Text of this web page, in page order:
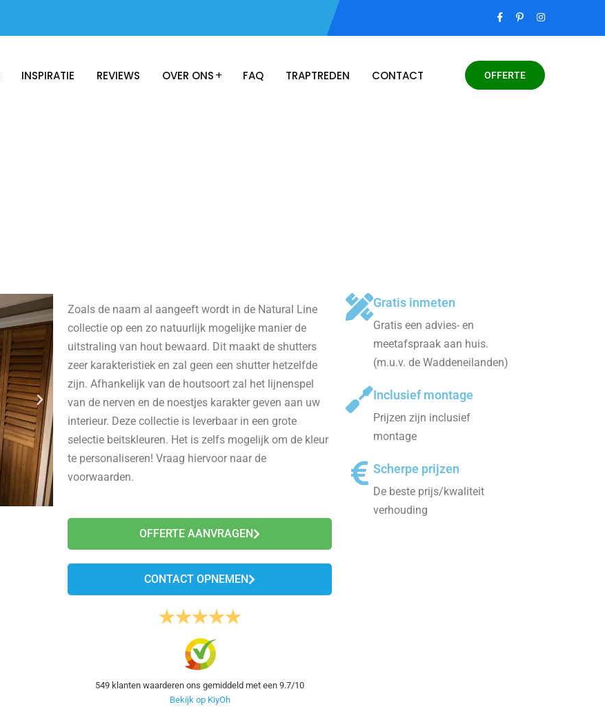
INSPIRATIE REVIEWS OVER ONS FAQ TRAPTREDEN CONTACT OFFERTE
Zoals de naam al aangeeft wordt in de Natural Line
collectie op een zo natuurlijk mogelijke manier de
uitstraling van hout bewaard. Dit maakt de shutters
zeer karakteristiek en zal geen een shutter hetzelfde
zijn. Afhankelijk van de houtsoort zal het lijnenspel
van de nerven en de noestjes karakter geven aan uw
interieur. Deze collectie is leverbaar in een grote
selectie beitskleuren. Het is zelfs mogelijk om de kleur
te personaliseren! Vraag hiervoor naar de
voorwaarden.
OFFERTE AANVRAGEN
CONTACT OPNEMEN
549 klanten waarderen ons gemiddeld met een9.7/10
Bekijk op KiyOh
Gratis inmeten
Gratis een advies- en
meetafspraak aan huis.
(m.u.v. de Waddeneilanden)
Inclusief montage
Prijzen zijn inclusief
montage
Scherpe prijzen
De beste prijs/kwaliteit
verhouding